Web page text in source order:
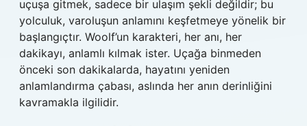
uçuşa gitmek, sadece bir ulaşım şekli değildir; bu
yolculuk, varoluşun anlamını keşfetmeye yönelik bir
başlangıçtır. Woolf’un karakteri, her anı, her
dakikayı, anlamlı kılmak ister. Uçağa binmeden
önceki son dakikalarda, hayatını yeniden
anlamlandırma çabası, aslında her anın derinliğini
kavramakla ilgilidir.